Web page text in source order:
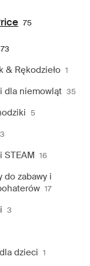
75
73
& Rękodzieło 1
dla niemowląt 35
5
3
STEAM 16
do zabawy i
17
3
dzieci 1